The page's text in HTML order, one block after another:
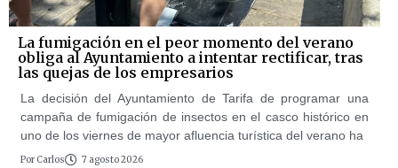
La fumigación en el peor momento del verano
obliga al Ayuntamiento a intentar rectificar, tras
las quejas de los empresarios
La decisión del Ayuntamiento de Tarifa de programar una
campaña de fumigación de insectos en el casco histórico en
uno de los viernes de mayor afluencia turística del verano ha
Por Carlos 7 agosto 2026